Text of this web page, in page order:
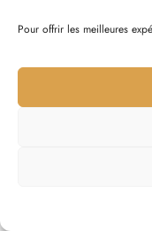
Pour offrir les meilleures